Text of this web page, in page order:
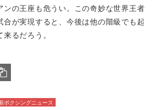
ンの王座も危うい。この奇妙な世界王者
合が実現すると、今後は他の階級でも起
るだろう。
ボクシングニュース